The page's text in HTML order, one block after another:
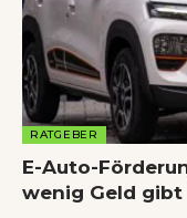
RATGEBER
E-Auto-
wenig Geld gibt